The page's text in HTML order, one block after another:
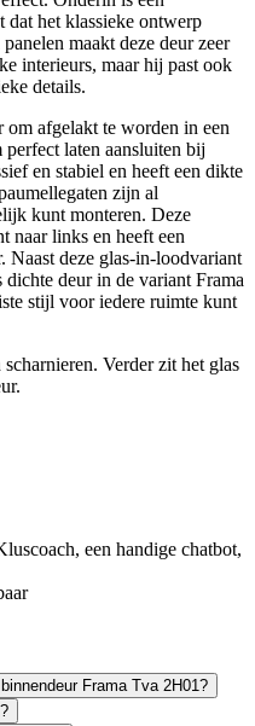
dat het klassieke ontwerp
maakt deze deur zeer
interieurs, maar hij past ook
details.
afgelakt te worden in een
laten aansluiten bij
en stabiel en heeft een dikte
zijn al
kunt monteren. Deze
naar links en heeft een
Naast deze glas-in-loodvariant
deur in de variant Frama
stijl voor iedere ruimte kunt
Verder zit het glas
een handige chatbot,
Frama Tva 2H01?